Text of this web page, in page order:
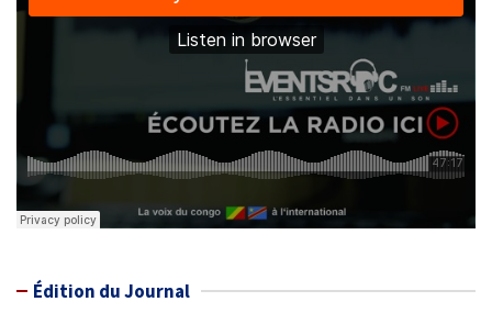
Édition du Journal